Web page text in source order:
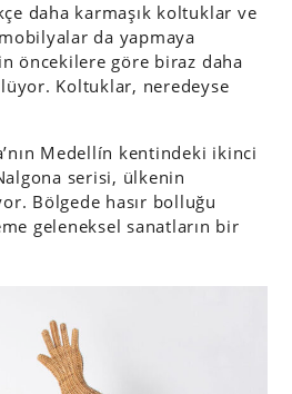
daha karmaşık koltuklar ve
da yapmaya
öncekilere göre biraz daha
Koltuklar, neredeyse
Medellín kentindeki ikinci
serisi, ülkenin
Bölgede hasır bolluğu
geleneksel sanatların bir